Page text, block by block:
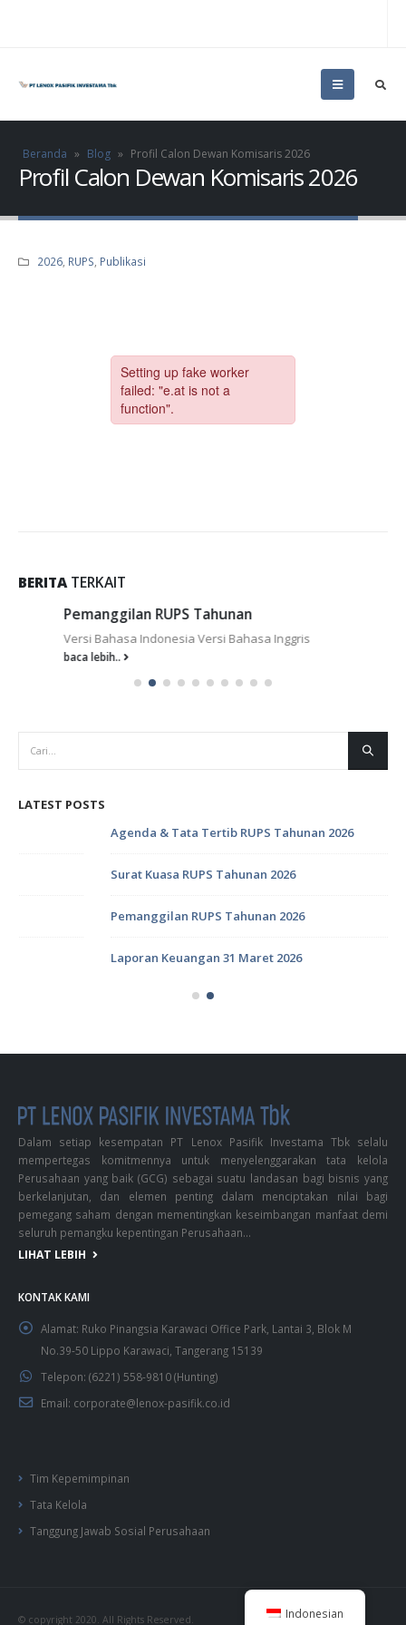
Beranda » Blog » Profil Calon Dewan Komisaris 2026
Profil Calon Dewan Komisaris 2026
2026, RUPS Publikasi
BERITATERKAIT
Pemanggilan RUPS Tahunan
Versi Bahasa Indonesia Versi Bahasa Inggris
baca lebih..
LATEST POSTS
Agenda & Tata Tertib RUPS Tahunan 2026
Surat Kuasa RUPS Tahunan 2026
Pemanggilan RUPS Tahunan 2026
Laporan Keuangan 31 Maret 2026
Dalam setiap kesempatan PT Lenox Pasifik Investama Tbk selalu
mempertegas komitmennya untuk menyelenggarakan tata kelola
Perusahaan yang baik (GCG) sebagai suatu landasan bagi bisnis yang
berkelanjutan, dan elemen penting dalam menciptakan nilai bagi
pemegang saham dengan mementingkan keseimbangan manfaat demi
seluruh pemangku kepentingan Perusahaan...
LIHAT LEBIH
KONTAK KAMI
Alamat: Ruko Pinangsia Karawaci Office Park, Lantai 3, Blok M
No.39-50 Lippo Karawaci, Tangerang 15139
Telepon: (6221) 558-9810 (Hunting)
Email: corporate@lenox-pasifik.co.id
Tim Kepemimpinan
Tata Kelola
Tanggung Jawab Sosial Perusahaan
Indonesian